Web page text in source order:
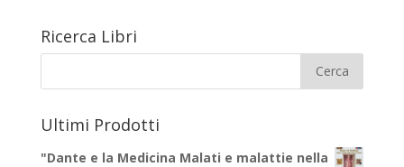
Ricerca Libri
Ultimi Prodotti
"Dante e la Medicina Malati e malattie nella